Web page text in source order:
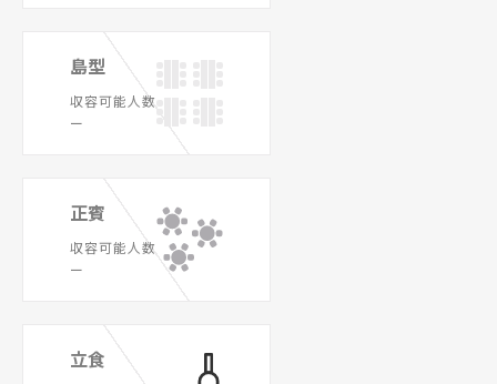
島型
収容可能人数
ー
正賓
収容可能人数
ー
立食